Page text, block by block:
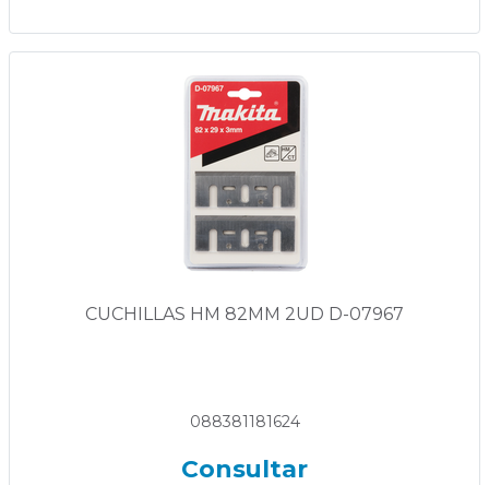
CUCHILLAS HM 82MM 2UD D-07967
088381181624
Consultar